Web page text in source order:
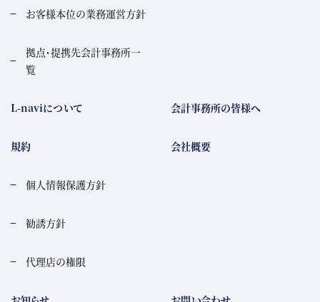
お客様本位の業務運営方針
拠点・提携先会計事務所一
覧
L-naviについて 会計事務所の皆様へ
規約
個人情報保護方針
勧誘方針
代理店の権限
会社概要